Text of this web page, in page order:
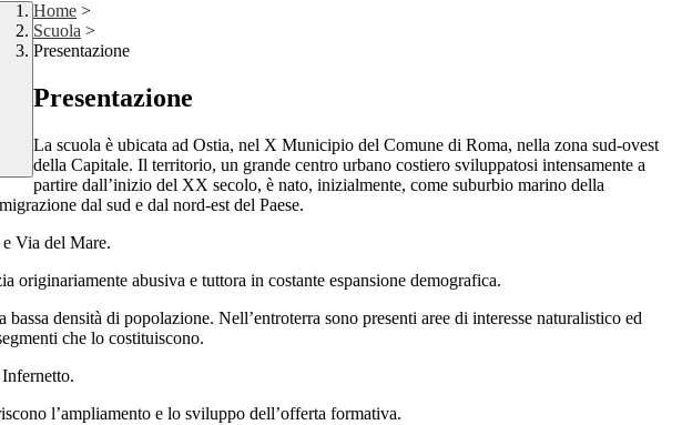
Home >
Scuola >
Presentazione
Presentazione
La scuola è ubicata ad Ostia, nel X Municipio del Comune di Roma, nella zona sud-ovest
della Capitale. Il territorio, un grande centro urbano costiero sviluppatosi intensamente a
partire dall’inizio del XX secolo, è nato, inizialmente, come suburbio marino della
dal sud e dal nord-est del Paese.
Via del Mare.
originariamente abusiva e tuttora in costante espansione demografica.
densità di popolazione. Nell’entroterra sono presenti aree di interesse naturalistico ed
che lo costituiscono.
Infernetto.
l’ampliamento e lo sviluppo dell’offerta formativa.